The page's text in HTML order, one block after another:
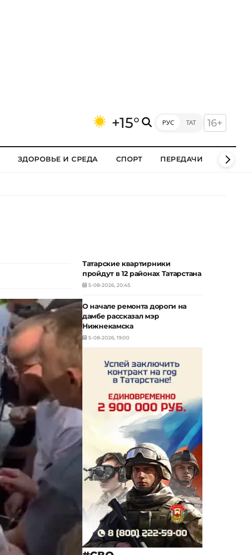
+15° РУС ТАТ 16+
ЗДОРОВЬЕ И СРЕДА СПОРТ ПЕРЕДАЧИ КЛИПЫ
Татарские квартирники
пройдут в 12 районах Татарстана
5-08-2026, 20:45
О начале ремонта дороги на
дамбе рассказал мэр
Нижнекамска
5-08-2026, 19:00